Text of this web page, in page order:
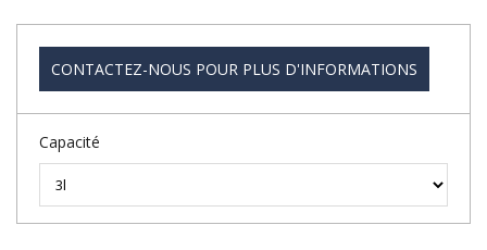
CONTACTEZ-NOUS POUR PLUS D'INFORMATIONS
Capacité